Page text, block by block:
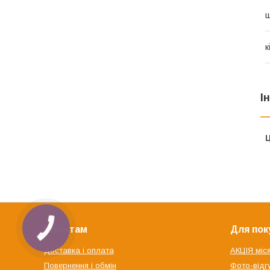
Клієнтам
Доставка і оплата
Повернення і обмін
Для
АКЦІЯ
Фото-